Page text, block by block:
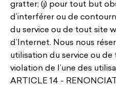
gratter; (j) pour tout but
d’interférer ou de
du service ou de tout site
d’Internet. Nous nous
utilisation du service ou
violation de l’une des
ARTICLE 14 -